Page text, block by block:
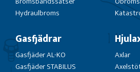
Hydraulbroms
Gasfjädrar
Gasfjäder AL-KO
Gasfjäder STABILUS
Axlar